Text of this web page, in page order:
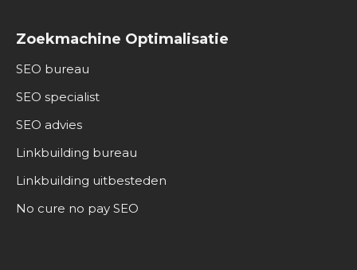
Zoekmachine Optimalisatie
SEO bureau
SEO specialist
SEO advies
Linkbuilding bureau
Linkbuilding uitbesteden
No cure no pay SEO